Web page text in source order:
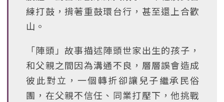
練打鼓，揹著重鼓環台行，甚至還上合歡
山。
「陣頭」故事描述陣頭世家出生的孩子，
和父親之間因為溝通不良，層層誤會造成
彼此對立，一個轉折卻讓兒子繼承民俗
團，在父親不信任、同業打壓下，他挑戰